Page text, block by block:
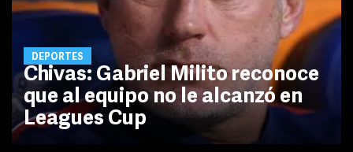
DEPORTES
Chivas: Gabriel Milito reconoce
que al equipo no le alcanzó en
Leagues Cup